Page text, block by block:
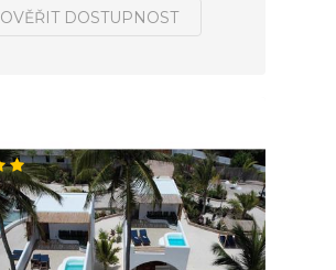
OVĚŘIT DOSTUPNOST